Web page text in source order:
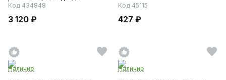
Код 434848
3 120 ₽
Код 45115
427 ₽
Наличие
Наличие